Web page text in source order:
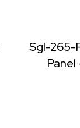
Sgl-265-